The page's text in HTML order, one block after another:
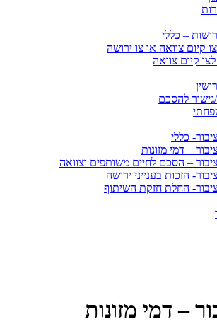
– כללי
קיום צוואה או צו ירושה
קיום צוואה
גישור להסכם
כללי
– דמי מזונות
– הסכם לחיים משותפים וצוואה
הזכות בענייני ירושה
החלת חזקת השיתוף
– דמי מזונות